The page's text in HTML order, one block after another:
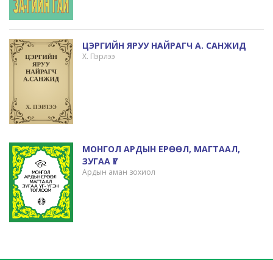
ЦЭРГИЙН ЯРУУ НАЙРАГЧ А. САНЖИД
Х. Пэрлээ
МОНГОЛ АРДЫН ЕРӨӨЛ, МАГТААЛ,
ЗУГАА ҮГ
Ардын аман зохиол